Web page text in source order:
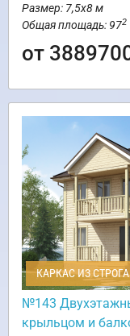
Размер: 7,5х8 м
Общая площадь: 972
от
КАРКАС ИЗ
№143
крыльцом и